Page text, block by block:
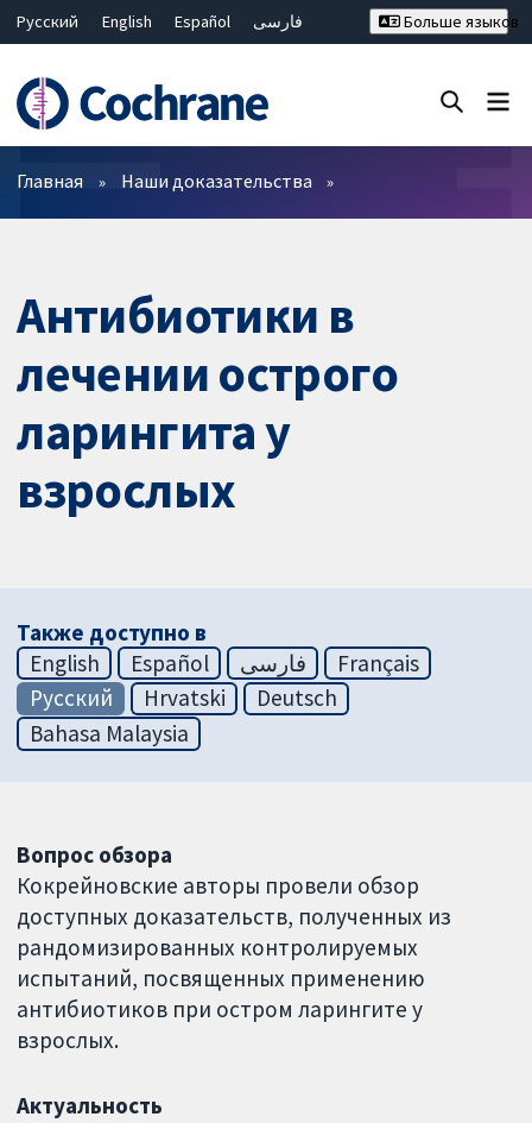
Русский English Español
فارسی
Bahasa Malaysia
ไทย
繁體中文
简体中文
Больше языков
Фильтры
Главная Наши доказательства
Антибиотики в
лечении острого
ларингита у
взрослых
Также доступно в
English
Español فارسی
Français
Русский
Hrvatski
Deutsch
Bahasa Malaysia
Вопрос обзора
Кокрейновские авторы провели обзор
доступных доказательств, полученных из
рандомизированных контролируемых
испытаний, посвященных применению
антибиотиков при остром ларингите у
взрослых.
Актуальность